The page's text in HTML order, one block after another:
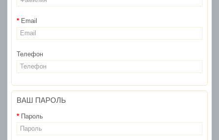
Email
Телефон
ВАШ ПАРОЛЬ
Пароль